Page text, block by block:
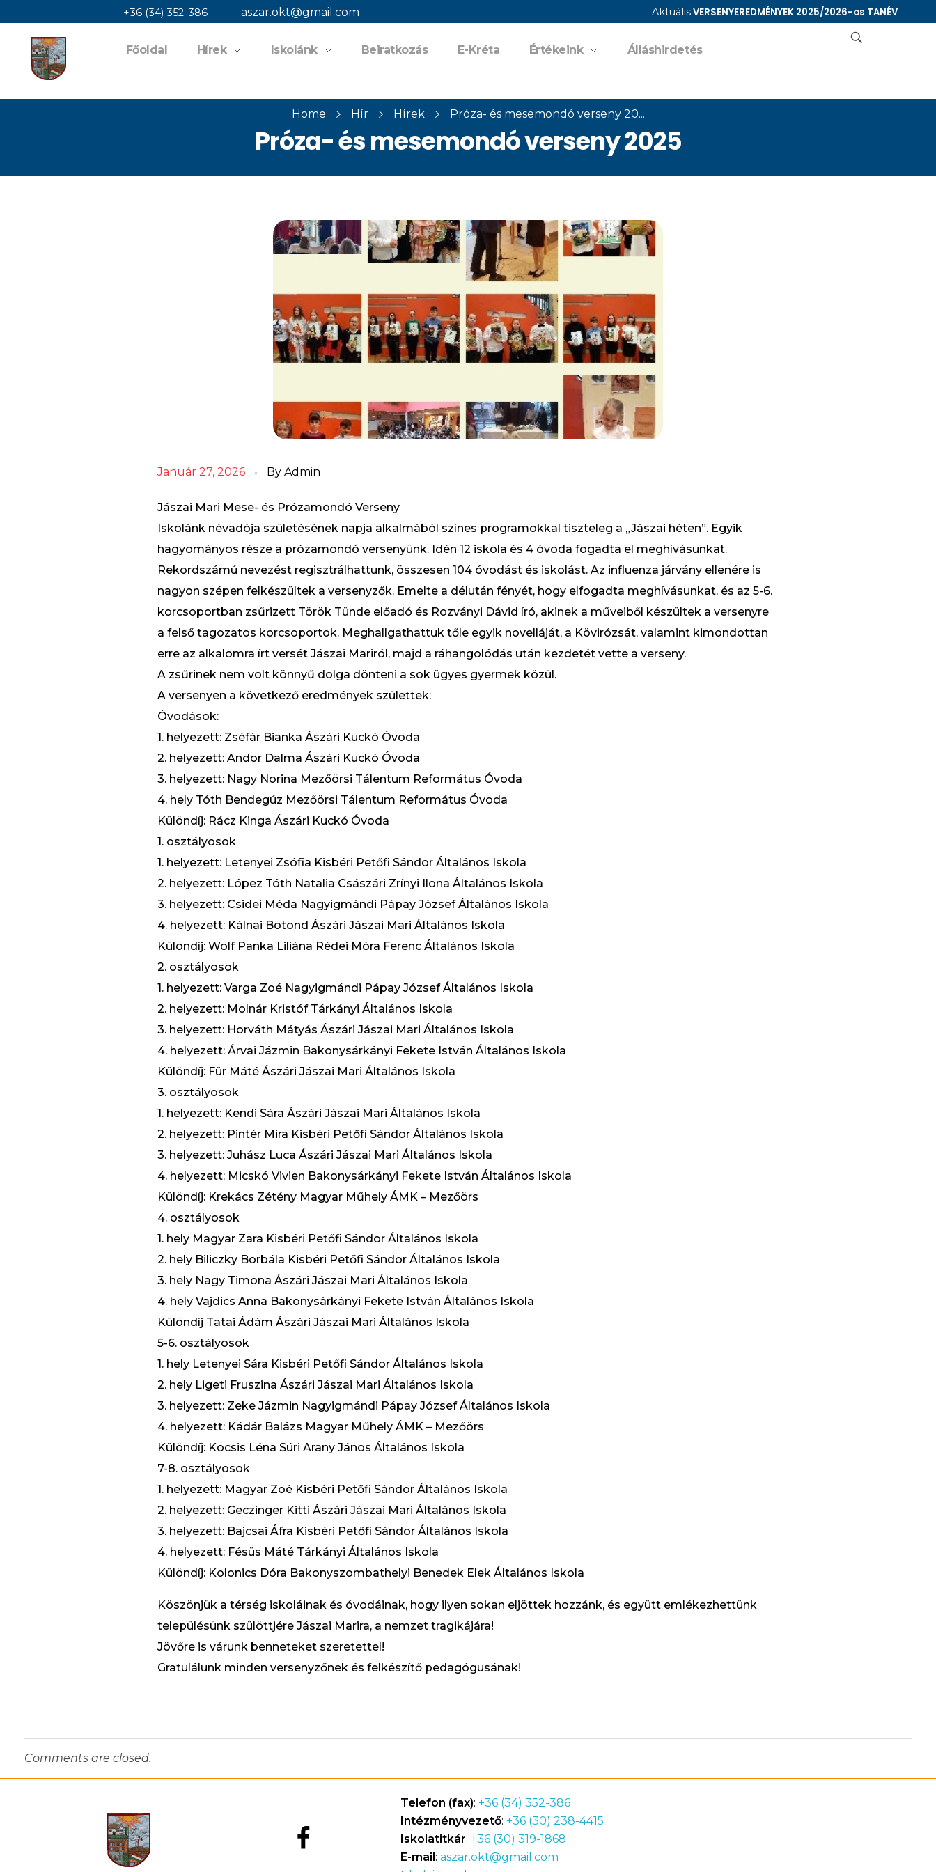
+36 (34) 352-386 aszar.okt@gmail.com Aktuális:VERSENYEREDMÉNYEK 2025/2026-os TANÉV
Főoldal Hírek Iskolánk Beiratkozás E-Kréta Értékeink Álláshirdetés
Home Hír Hírek Próza- és mesemondó verseny 20...
Próza- és mesemondó verseny 2025
Január 27, 2026 By Admin
Jászai Mari Mese- és Prózamondó Verseny
Iskolánk névadója születésének napja alkalmából színes programokkal tiszteleg a „Jászai héten”. Egyik
hagyományos része a prózamondó versenyünk. Idén 12 iskola és 4 óvoda fogadta el meghívásunkat.
Rekordszámú nevezést regisztrálhattunk, összesen 104 óvodást és iskolást. Az influenza járvány ellenére is
nagyon szépen felkészültek a versenyzők. Emelte a délután fényét, hogy elfogadta meghívásunkat, és az 5-6.
korcsoportban zsűrizett Török Tünde előadó és Rozványi Dávid író, akinek a műveiből készültek a versenyre
a felső tagozatos korcsoportok. Meghallgathattuk tőle egyik novelláját, a Kövirózsát, valamint kimondottan
erre az alkalomra írt versét Jászai Mariról, majd a ráhangolódás után kezdetét vette a verseny.
A zsűrinek nem volt könnyű dolga dönteni a sok ügyes gyermek közül.
A versenyen a következő eredmények születtek:
Óvodások:
1. helyezett: Zséfár Bianka Ászári Kuckó Óvoda
2. helyezett: Andor Dalma Ászári Kuckó Óvoda
3. helyezett: Nagy Norina Mezőörsi Tálentum Református Óvoda
4. hely Tóth Bendegúz Mezőörsi Tálentum Református Óvoda
Különdíj: Rácz Kinga Ászári Kuckó Óvoda
1. osztályosok
1. helyezett: Letenyei Zsófia Kisbéri Petőfi Sándor Általános Iskola
2. helyezett: López Tóth Natalia Császári Zrínyi Ilona Általános Iskola
3. helyezett: Csidei Méda Nagyigmándi Pápay József Általános Iskola
4. helyezett: Kálnai Botond Ászári Jászai Mari Általános Iskola
Különdíj: Wolf Panka Liliána Rédei Móra Ferenc Általános Iskola
2. osztályosok
1. helyezett: Varga Zoé Nagyigmándi Pápay József Általános Iskola
2. helyezett: Molnár Kristóf Tárkányi Általános Iskola
3. helyezett: Horváth Mátyás Ászári Jászai Mari Általános Iskola
4. helyezett: Árvai Jázmin Bakonysárkányi Fekete István Általános Iskola
Különdíj: Für Máté Ászári Jászai Mari Általános Iskola
3. osztályosok
1. helyezett: Kendi Sára Ászári Jászai Mari Általános Iskola
2. helyezett: Pintér Mira Kisbéri Petőfi Sándor Általános Iskola
3. helyezett: Juhász Luca Ászári Jászai Mari Általános Iskola
4. helyezett: Micskó Vivien Bakonysárkányi Fekete István Általános Iskola
Különdíj: Krekács Zétény Magyar Műhely ÁMK – Mezőörs
4. osztályosok
1. hely Magyar Zara Kisbéri Petőfi Sándor Általános Iskola
2. hely Biliczky Borbála Kisbéri Petőfi Sándor Általános Iskola
3. hely Nagy Timona Ászári Jászai Mari Általános Iskola
4. hely Vajdics Anna Bakonysárkányi Fekete István Általános Iskola
Különdíj Tatai Ádám Ászári Jászai Mari Általános Iskola
5-6. osztályosok
1. hely Letenyei Sára Kisbéri Petőfi Sándor Általános Iskola
2. hely Ligeti Fruszina Ászári Jászai Mari Általános Iskola
3. helyezett: Zeke Jázmin Nagyigmándi Pápay József Általános Iskola
4. helyezett: Kádár Balázs Magyar Műhely ÁMK – Mezőörs
Különdíj: Kocsis Léna Súri Arany János Általános Iskola
7-8. osztályosok
1. helyezett: Magyar Zoé Kisbéri Petőfi Sándor Általános Iskola
2. helyezett: Geczinger Kitti Ászári Jászai Mari Általános Iskola
3. helyezett: Bajcsai Áfra Kisbéri Petőfi Sándor Általános Iskola
4. helyezett: Fésüs Máté Tárkányi Általános Iskola
Különdíj: Kolonics Dóra Bakonyszombathelyi Benedek Elek Általános Iskola
Köszönjük a térség iskoláinak és óvodáinak, hogy ilyen sokan eljöttek hozzánk, és együtt emlékezhettünk
településünk szülöttjére Jászai Marira, a nemzet tragikájára!
Jövőre is várunk benneteket szeretettel!
Gratulálunk minden versenyzőnek és felkészítő pedagógusának!
Comments are closed.
Telefon (fax): +36 (34) 352-386
Intézményvezető: +36 (30) 238-4415
Iskolatitkár: +36 (30) 319-1868
E-mail : aszar.okt@gmail.com